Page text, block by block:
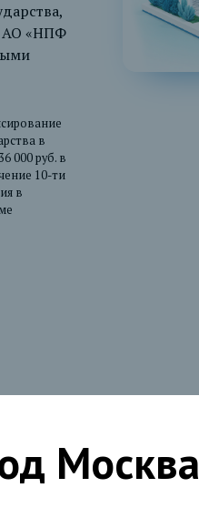
АО «НПФ
в
000 руб. в
10-ти
в
Москва